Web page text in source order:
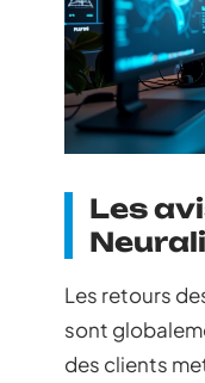
Les
Les retours
sont
des clients